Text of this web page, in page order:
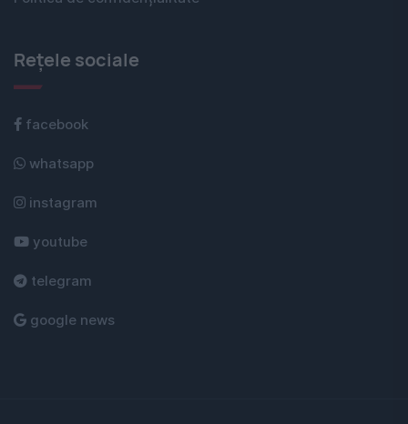
Rețele sociale
facebook
whatsapp
instagram
youtube
telegram
google news